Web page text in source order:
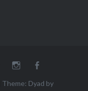
Online
オ
Instagram
Theme: Dyad by